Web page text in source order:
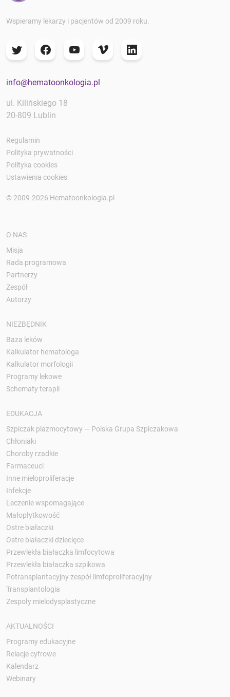
Wspieramy lekarzy i pacjentów od 2009 roku.
info@hematoonkologia.pl
ul. Kilińskiego 18
20-809 Lublin
Regulamin
Polityka prywatności
Polityka cookies
Ustawienia cookies
© 2009-2026 Hematoonkologia.pl
O NAS
Misja
Rada programowa
Partnerzy
Zespół
Autorzy
NIEZBĘDNIK
Baza leków
Kalkulator hematologa
Kalkulator morfologii
Programy lekowe
Schematy terapii
EDUKACJA
Szpiczak plazmocytowy — Polska Grupa Szpiczakowa
Chłoniaki
Choroby rzadkie
Farmaceuci
Inne mieloproliferacje
Infekcje
Leczenie wspomagające
Małopłytkowość
Ostre białaczki
Ostre białaczki dziecięce
Przewlekła białaczka limfocytowa
Przewlekła białaczka szpikowa
Potransplantacyjny zespół limfoproliferacyjny
Transplantologia
Zespoły mielodysplastyczne
AKTUALNOŚCI
Programy edukacyjne
Relacje cyfrowe
Kalendarz
Webinary